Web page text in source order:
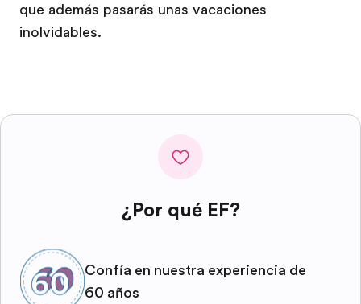
que además pasarás unas vacaciones
inolvidables.
¿Por qué EF?
Confía en nuestra experiencia de
60 años